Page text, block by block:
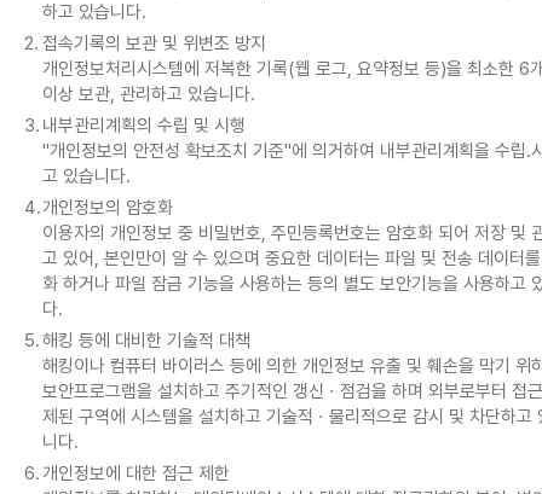
하고 있습니다.
2. 접속기록의 보관 및 위변조 방지
개인정보처리시스템에 저복한 기록(웹 로그, 요약정보 등)을 최소한 6
이상 보관, 관리하고 있습니다.
3. 내부관리계획의 수립 및 시행
"개인정보의 안전성 확보조치 기준"에 의거하여 내부관리계획을 수립․
고 있습니다.
4.개인정보의 암호화
이용자의 개인정보 중 비밀번호, 주민등록번호는 암호화 되어 저장 및
고 있어, 본인만이 알 수 있으며 중요한 데이터는 파일 및 전송 데이터
화 하거나 파일 잠금 기능을 사용하는 등의 별도 보안기능을 사용하고
다.
5.해킹 등에 대비한 기술적 대책
해킹이나 컴퓨터 바이러스 등에 의한 개인정보 유출 및 훼손을 막기 위
보안프로그램을 설치하고 주기적인 갱신ㆍ점검을 하며 외부로부터 접
제된 구역에 시스템을 설치하고 기술적ㆍ물리적으로 감시 및 차단하고
니다.
6. 개인정보에 대한 접근 제한